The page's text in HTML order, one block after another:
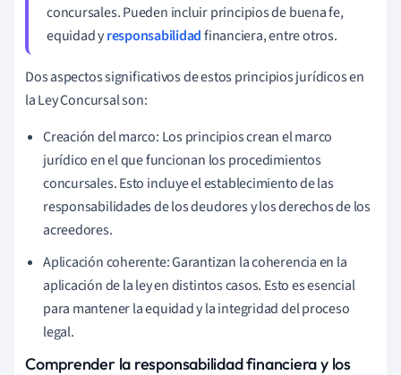
concursales. Pueden incluir principios de buena fe,
equidad yresponsabilidadfinanciera, entre otros.
Dos aspectos significativos de estos principios jurídicos en
la Ley Concursal son:
Creación del marco: Los principios crean el marco
jurídico en el que funcionan los procedimientos
concursales. Esto incluye el establecimiento de las
responsabilidades de los deudores y los derechos de los
acreedores.
Aplicación coherente: Garantizan la coherencia en la
aplicación de la ley en distintos casos. Esto es esencial
para mantener la equidad y la integridad del proceso
legal.
Comprender la responsabilidad financiera y los